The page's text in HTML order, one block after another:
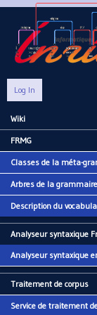
Log In
Main menu
Wiki
FRMG
Classes de la méta-
Arbres de la grammaire
Description du
Analyseur syntaxique
Analyseur syntaxique
Traitement de corpus
Service de traitement